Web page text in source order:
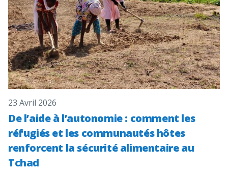
23 Avril 2026
De l’aide à l’autonomie : comment les
réfugiés et les communautés hôtes
renforcent la sécurité alimentaire au
Tchad